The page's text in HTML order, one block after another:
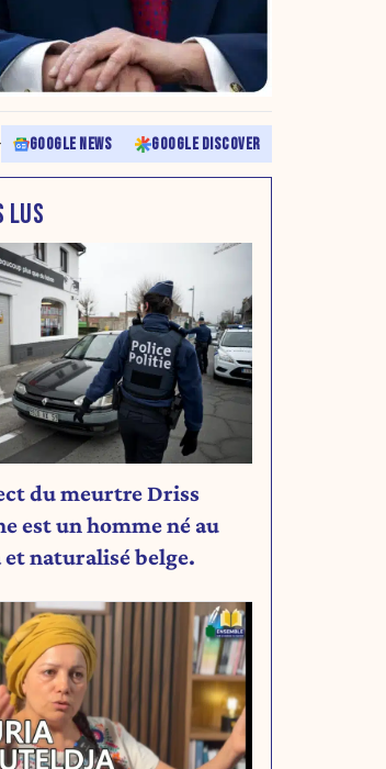
GOOGLE NEWS GOOGLE DISCOVER
LUS
du meurtre Driss
est un homme né au
et naturalisé belge.